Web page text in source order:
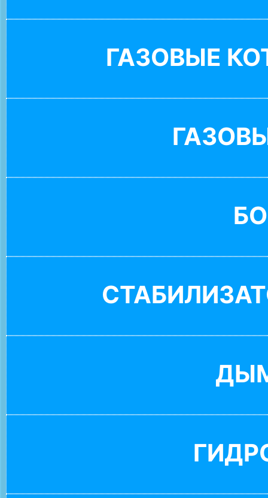
ГАЗОВЫЕ